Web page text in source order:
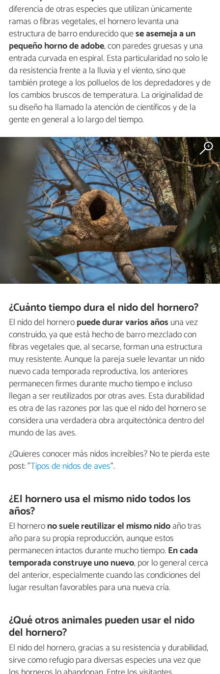
diferencia de otras especies que utilizan únicamente
ramas o fibras vegetales, el hornero levanta una
estructura de barro endurecido quese asemeja a un
pequeño horno de adobe, con paredes gruesas y una
entrada curvada en espiral. Esta particularidad no solo le
da resistencia frente a la lluvia y el viento, sino que
también protege a los polluelos de los depredadores y de
los cambios bruscos de temperatura. La originalidad de
su diseño ha llamado la atención de científicos y de la
gente en general a lo largo del tiempo.
¿Cuánto tiempo dura el nido del hornero?
El nido del horneropuede durar varios años una vez
construido, ya que está hecho de barro mezclado con
fibras vegetales que, al secarse, forman una estructura
muy resistente. Aunque la pareja suele levantar un nido
nuevo cada temporada reproductiva, los anteriores
permanecen firmes durante mucho tiempo e incluso
llegan a ser reutilizados por otras aves. Esta durabilidad
es otra de las razones por las que el nido del hornero se
considera una verdadera obra arquitectónica dentro del
mundo de las aves.
¿Quieres conocer más nidos increíbles? No te pierda este
post: "Tipos de nidos de aves".
¿El hornero usa el mismo nido todos los
años?
El hornerono suele reutilizar el mismo nidoaño tras
año para su propia reproducción, aunque estos
permanecen intactos durante mucho tiempo. En cada
temporada construye uno nuevo, por lo general cerca
del anterior, especialmente cuando las condiciones del
lugar resultan favorables para una nueva cría.
¿Qué otros animales pueden usar el nido
del hornero?
El nido del hornero, gracias a su resistencia y durabilidad,
sirve como refugio para diversas especies una vez que